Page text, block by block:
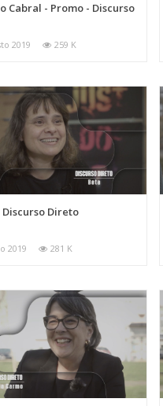
Cabral - Promo - Discurso
2019 259 K
Discurso Direto
2019 281 K